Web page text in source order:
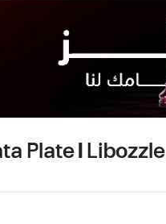
Plate | Libozzle